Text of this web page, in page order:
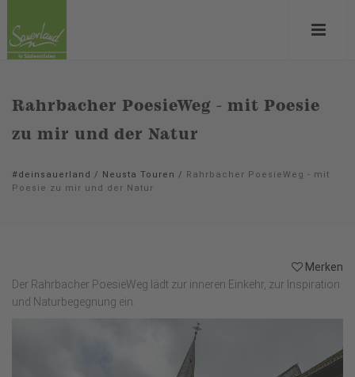
Rahrbacher PoesieWeg - mit Poesie
zu mir und der Natur
#deinsauerland / Neusta Touren / Rahrbacher PoesieWeg - mit
Poesie zu mir und der Natur
Merken
Der Rahrbacher PoesieWeg lädt zur inneren Einkehr, zur Inspiration
und Naturbegegnung ein.